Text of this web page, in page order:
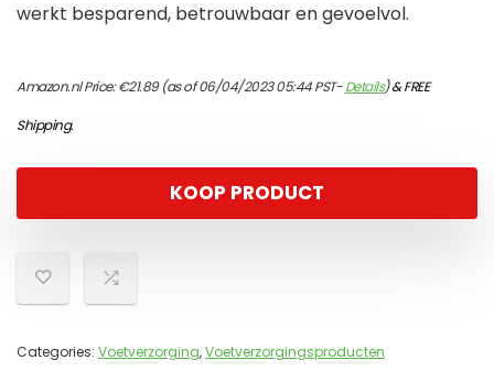
werkt besparend, betrouwbaar en gevoelvol.
Amazon.nl Price:€21.89(as of 06/04/2023 05:44 PST-Details)&FREE
Shipping.
KOOP PRODUCT
Categories: Voetverzorging,Voetverzorgingsproducten